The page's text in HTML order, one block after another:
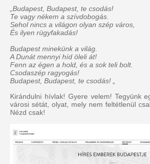
„Budapest, Budapest, te csodás!
Te vagy nékem a szívdobogás.
Sehol nincs a világon olyan szép város,
És ilyen rügyfakadás!
Budapest minekünk a világ.
A Dunát mennyi híd öleli át!
Fenn az égen a hold, és a sok teli bolt.
Csodaszép ragyogás!
Budapest, Budapest, te csodás! „
Kirándulni hívlak! Gyere velem! Tegyünk
városi sétát, olyat, mely nem feltétlenül
Nézd csak!